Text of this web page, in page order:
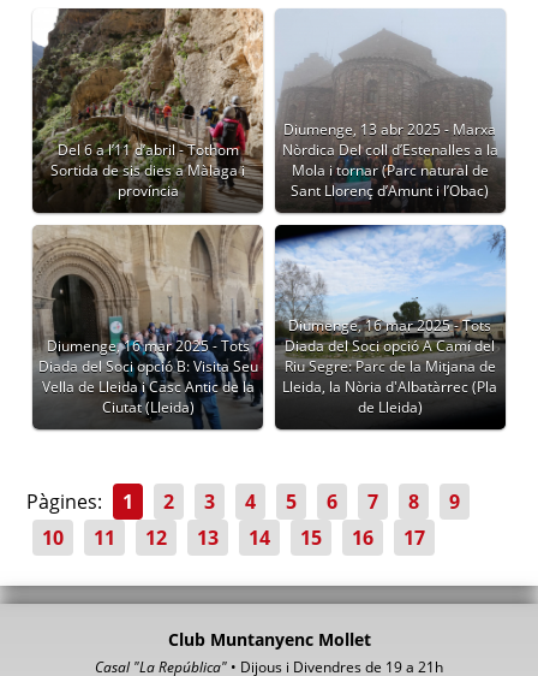
Del 6 a l’11 d’abril - Tothom
Sortida de sis dies a Màlaga i
província
Diumenge, 13 abr 2025 - Marxa
Nòrdica Del coll d’Estenalles a la
Mola i tornar (Parc natural de
Sant Llorenç d’Amunt i l’Obac)
Diumenge, 16 mar 2025 - Tots
Diada del Soci opció B: Visita Seu
Vella de Lleida i Casc Antic de la
Ciutat (Lleida)
Diumenge, 16 mar 2025 - Tots
Diada del Soci opció A Camí del
Riu Segre: Parc de la Mitjana de
Lleida, la Nòria d'Albatàrrec (Pla
de Lleida)
Pàgines: 1 2 3 4 5 6 7 8
9
10
11 12 13 14 15 16 17
Club Muntanyenc Mollet
Casal "La República" • Dijous i Divendres de 19 a 21h